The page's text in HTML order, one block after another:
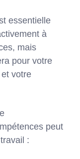
essentielle
à
mais
pour votre
votre
peut
: